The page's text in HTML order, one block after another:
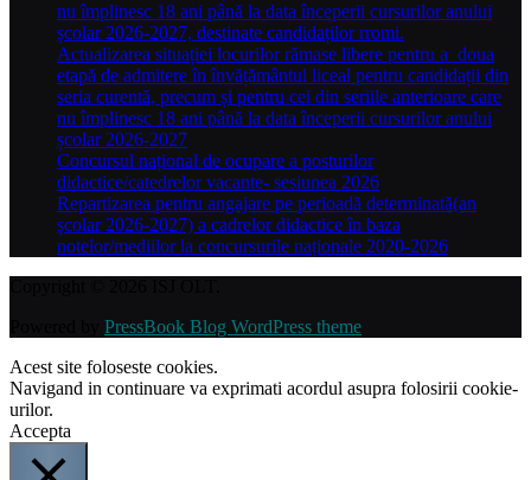
nu împlinesc 18 ani până la data începerii cursurilor anului
școlar 2026-2027, destinate candidaților rromi.
Actualizarea situației locurilor rămase libere pentru a doua
etapă de admitere în învățământul liceal pentru candidații din
seria curentă, precum și pentru cei din seriile anterioare care
nu împlinesc 18 ani până la data începerii cursurilor anului
școlar 2026-2027
Concursul național de ocupare a posturilor
didactice/catedrelor vacante- sesiunea 2026
Repartizarea pentru angajare pe perioadă determinată(an
școlar 2026-2027) a cadrelor didactice în baza
notelor/mediilor la concursurile naționale 2020-2026
PressBook Blog WordPress theme
Acest site foloseste cookies.
Navigand in continuare va exprimati acordul asupra folosirii cookie-
urilor.
Accepta